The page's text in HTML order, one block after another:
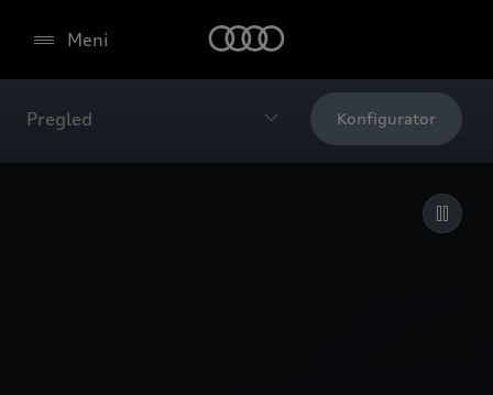
Meni
Pregled Konfigurator